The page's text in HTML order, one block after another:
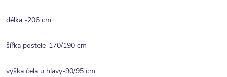
délka -206 cm
šířka postele-170/190 cm
výška čela u hlavy-90/95 cm